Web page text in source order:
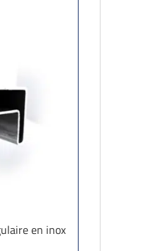
en inox